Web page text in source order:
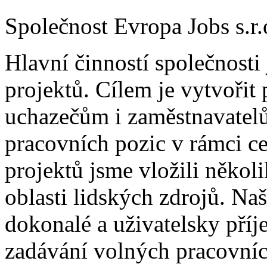
Společnost Evropa Jobs
Hlavní činností
projektů. Cílem je vytvořit
uchazečům i
pracovních pozic v rámci
projektů jsme vložili
oblasti lidských zdrojů.
dokonalé a uživatelsky
zadávání volných